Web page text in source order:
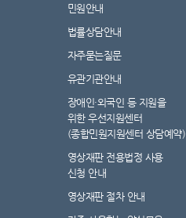
민원안내
법률상담안내
자주묻는질문
유관기관안내
장애인·외국인 등 지원을
위한 우선지원센터
(종합민원지원센터 상담예약)
영상재판 전용법정 사용
신청 안내
영상재판 절차 안내